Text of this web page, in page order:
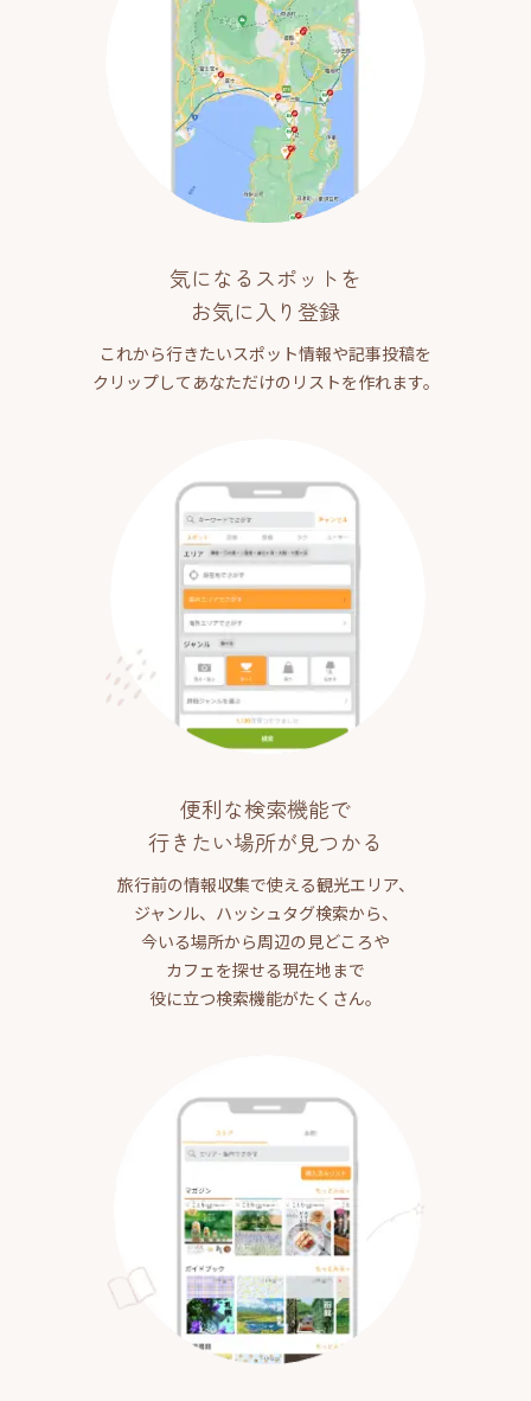
気になるスポットを
お気に入り登録
これから行きたいスポット情報や記事投稿を
クリップしてあなただけのリストを作れます。
便利な検索機能で
行きたい場所が見つかる
旅行前の情報収集で使える観光エリア、
ジャンル、ハッシュタグ検索から、
今いる場所から周辺の見どころや
カフェを探せる現在地まで
役に立つ検索機能がたくさん。